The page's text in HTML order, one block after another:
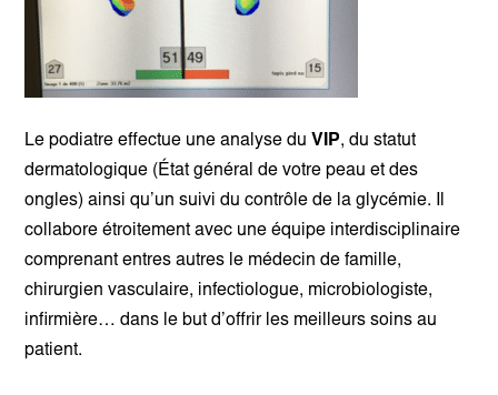
Le podiatre effectue une analyse du VIP, du statut
dermatologique (État général de votre peau et des
ongles) ainsi qu’un suivi du contrôle de la glycémie. Il
collabore étroitement avec une équipe interdisciplinaire
comprenant entres autres le médecin de famille,
chirurgien vasculaire, infectiologue, microbiologiste,
infirmière… dans le but d’offrir les meilleurs soins au
patient.